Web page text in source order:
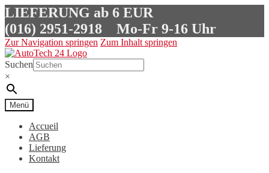
LIEFERUNG ab 6 EUR
(016) 2951-2918 Mo-Fr 9-16 Uhr
Zur Navigation springen Zum Inhalt springen
Suchen
×
Menü
Accueil
AGB
Lieferung
Kontakt